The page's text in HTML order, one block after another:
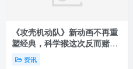
《攻壳机动队》新动画不再重
塑经典，科学猴这次反而赌对
了！资讯